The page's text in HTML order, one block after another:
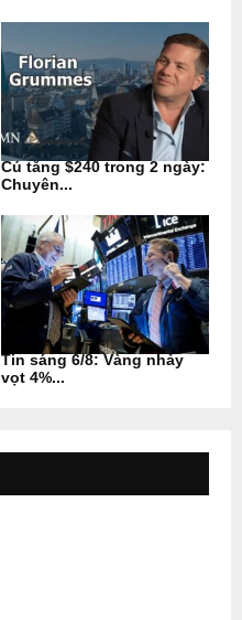
Cú tăng $240 trong 2 ngày:
Chuyên...
Tin sáng 6/8: Vàng nhảy
vọt 4%...